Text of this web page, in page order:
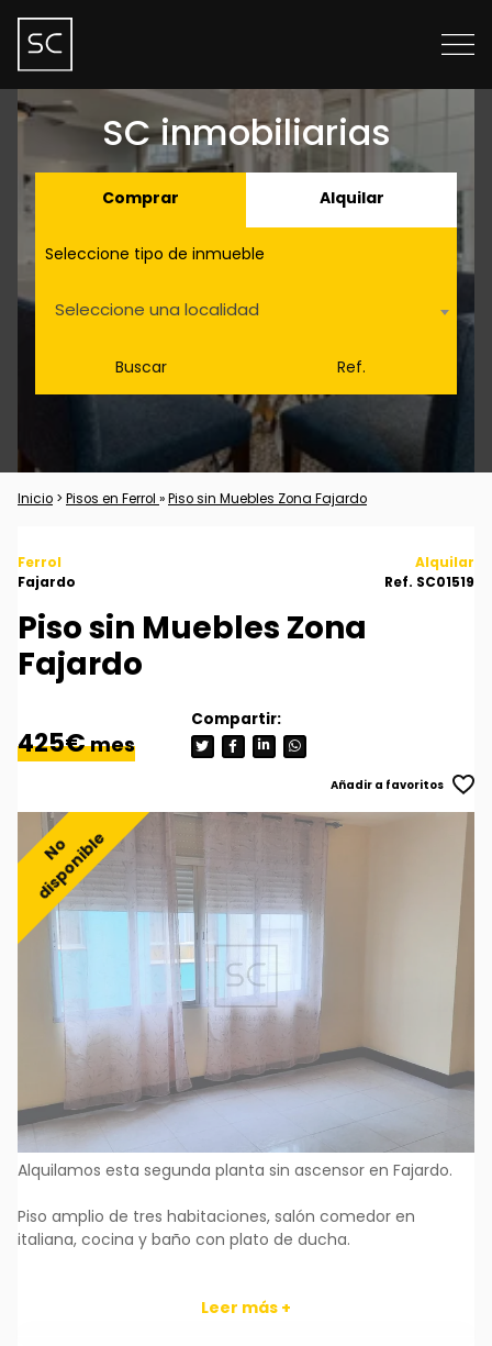
SC inmobiliarias
Comprar Alquilar
Seleccione tipo de inmueble
Seleccione una localidad
Buscar Ref.
Inicio > Pisos en Ferrol »Piso sin Muebles Zona Fajardo
Ferrol
Fajardo
Alquilar
Ref. SC01519
Piso sin Muebles Zona
Fajardo
425€mes
Añadir a favoritos
Alquilamos esta segunda planta sin ascensor en Fajardo.
Piso amplio de tres habitaciones, salón comedor en
italiana, cocina y baño con plato de ducha.
Leer más +